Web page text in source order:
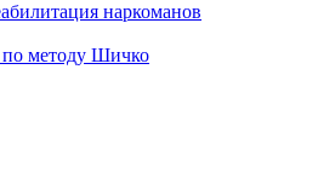
наркоманов
по методу Шичко